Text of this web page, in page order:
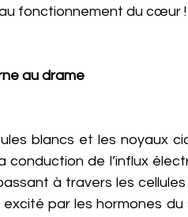
fonctionnement du cœur !
au drame
blancs et les noyaux
conduction de l’influx
à travers les
par les hormones